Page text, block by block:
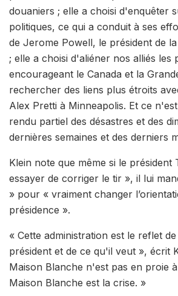
douaniers ; elle a choisi d'enquêter
politiques, ce qui a conduit à ses
de Jerome Powell, le président de
; elle a choisi d'aliéner nos alliés les
encourageant le Canada et la
rechercher des liens plus étroits
Alex Pretti à Minneapolis. Et ce
rendu partiel des désastres et des
dernières semaines et des derniers
Klein note que même si le président
essayer de corriger le tir », il lui
» pour « vraiment changer
présidence ».
« Cette administration est le reflet
président et de ce qu'il veut », écrit
Maison Blanche n'est pas en proie
Maison Blanche est la crise. »